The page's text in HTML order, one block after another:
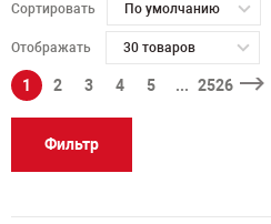
Сортировать По умолчанию
Отображать 30 товаров
1 2 3 4 5 ... 2526
Фильтр